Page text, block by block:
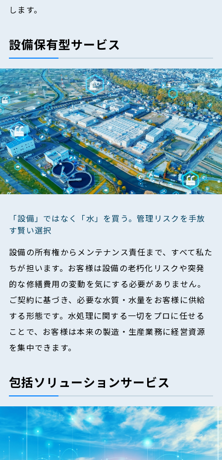
します。
設備保有型サービス
「設備」ではなく「水」を買う。管理リスクを手放
す賢い選択
設備の所有権からメンテナンス責任まで、すべて私た
ちが担います。お客様は設備の老朽化リスクや突発
的な修繕費用の変動を気にする必要がありません。
ご契約に基づき、必要な水質・水量をお客様に供給
する形態です。水処理に関する一切をプロに任せる
ことで、お客様は本来の製造・生産業務に経営資源
を集中できます。
包括ソリューションサービス